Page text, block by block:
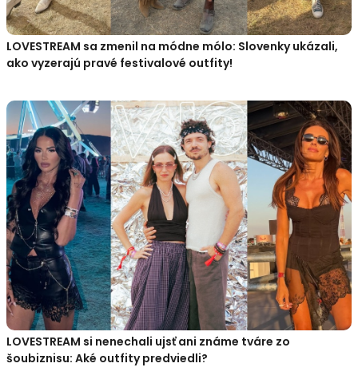
LOVESTREAM sa zmenil na módne mólo: Slovenky ukázali,
ako vyzerajú pravé festivalové outfity!
LOVESTREAM si nenechali ujsť ani známe tváre zo
šoubiznisu: Aké outfity predviedli?